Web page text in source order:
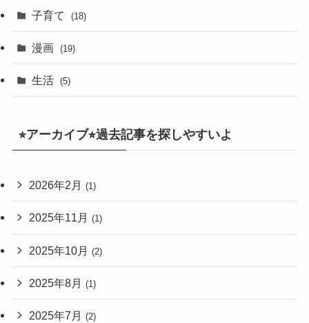
子育て (18)
漫画 (19)
生活 (5)
⭐︎アーカイブ⭐︎過去記事を探しやすいよ
2026年2月 (1)
2025年11月 (1)
2025年10月 (2)
2025年8月 (1)
2025年7月 (2)